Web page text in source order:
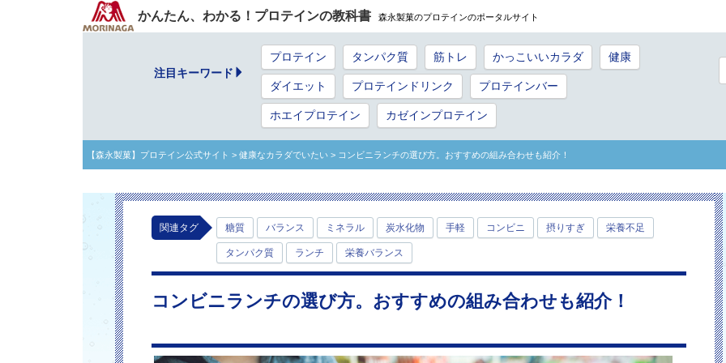
かんたん、わかる！プロテインの教科書 森永製菓のプロテインのポータルサイト
注目キーワード
プロテイン タンパク質 筋トレ かっこいいカラダ 健康
ダイエット プロテインドリンク プロテインバー
ホエイプロテイン カゼインプロテイン
【森永製菓】プロテイン公式サイト > 健康なカラダでいたい > コンビニランチの選び方。おすすめの組み合わせも紹介！
関連タグ 糖質 バランス ミネラル 炭水化物 手軽 コンビニ 摂りすぎ 栄養不足
タンパク質 ランチ 栄養バランス
コンビニランチの選び方。おすすめの組み合わせも紹介！